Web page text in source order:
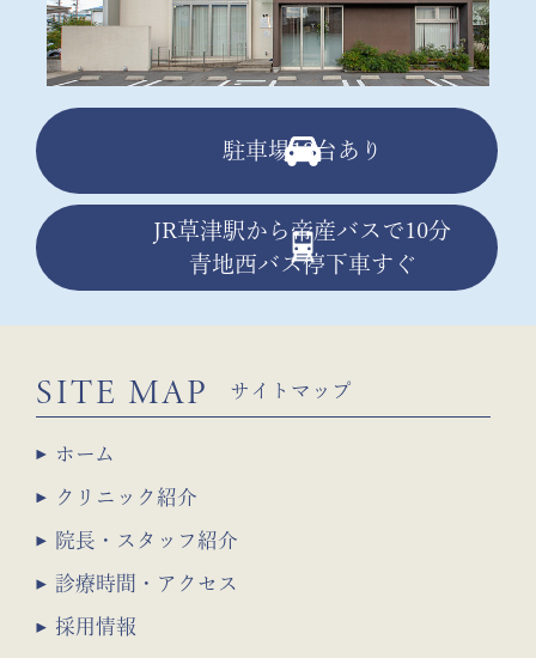
駐車場13台あり
JR草津駅から帝産バスで10分
青地西バス停下車すぐ
SITE MAP サイトマップ
ホーム
クリニック紹介
院長・スタッフ紹介
診療時間・アクセス
採用情報